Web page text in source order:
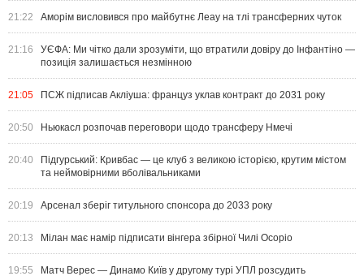
21:22 Аморім висловився про майбутнє Леау на тлі трансферних чуток
21:16
УЄФА: Ми чітко дали зрозуміти, що втратили довіру до Інфантіно —
позиція залишається незмінною
21:05 ПСЖ підписав Акліуша: француз уклав контракт до 2031 року
20:50 Ньюкасл розпочав переговори щодо трансферу Нмечі
20:40
Підгурський: Кривбас — це клуб з великою історією, крутим містом
та неймовірними вболівальниками
20:19 Арсенал зберіг титульного спонсора до 2033 року
20:13 Мілан має намір підписати вінгера збірної Чилі Осоріо
19:55 Матч Верес — Динамо Київ у другому турі УПЛ розсудить